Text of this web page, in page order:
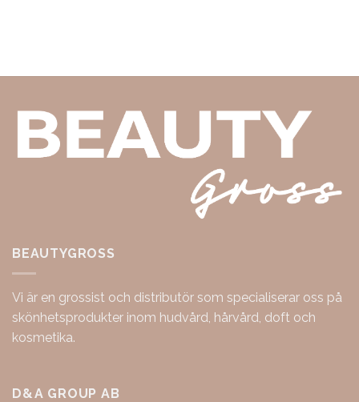
BEAUTYGROSS
Vi är en grossist och distributör som specialiserar oss på
skönhetsprodukter inom hudvård, hårvård, doft och
kosmetika.
D&A GROUP AB